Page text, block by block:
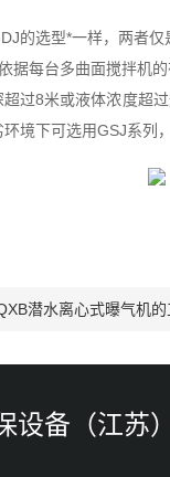
的选型*一样，两者
台多曲面搅拌机的有
超过8米或液体浓度超
环境下可选用GSJ系列
潜水离心式曝气机
设备（江苏